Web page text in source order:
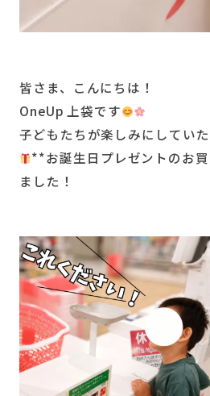
皆さま、こんにちは！
OneUp 上袋です
子どもたちが楽しみにしていた
**お誕生日プレゼントのお
ました！